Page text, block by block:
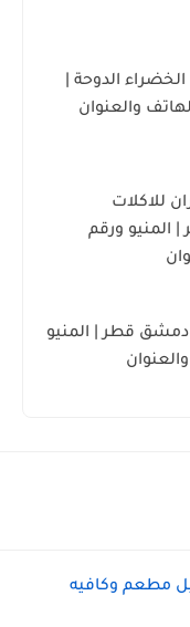
الدوحة |
والعنوان
للاكلات
المنيو ورقم
قطر | المنيو
مطعم وكافيه